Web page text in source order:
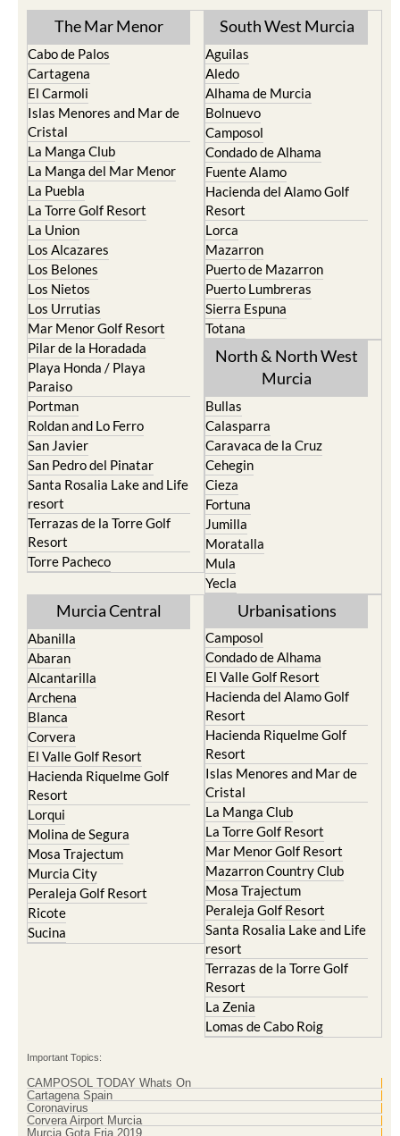
The Mar Menor
Cabo de Palos
Cartagena
El Carmoli
Islas Menores and Mar de
Cristal
La Manga Club
La Manga del Mar Menor
La Puebla
La Torre Golf Resort
La Union
Los Alcazares
Los Belones
Los Nietos
Los Urrutias
Mar Menor Golf Resort
Pilar de la Horadada
Playa Honda / Playa
Paraiso
Portman
Roldan and Lo Ferro
San Javier
San Pedro del Pinatar
Santa Rosalia Lake and Life
resort
Terrazas de la Torre Golf
Resort
Torre Pacheco
South West Murcia
Aguilas
Aledo
Alhama de Murcia
Bolnuevo
Camposol
Condado de Alhama
Fuente Alamo
Hacienda del Alamo Golf
Resort
Lorca
Mazarron
Puerto de Mazarron
Puerto Lumbreras
Sierra Espuna
Totana
North & North West
Murcia
Bullas
Calasparra
Caravaca de la Cruz
Cehegin
Cieza
Fortuna
Jumilla
Moratalla
Mula
Yecla
Murcia Central
Abanilla
Abaran
Alcantarilla
Archena
Blanca
Corvera
El Valle Golf Resort
Hacienda Riquelme Golf
Resort
Lorqui
Molina de Segura
Mosa Trajectum
Murcia City
Peraleja Golf Resort
Ricote
Sucina
Urbanisations
Camposol
Condado de Alhama
El Valle Golf Resort
Hacienda del Alamo Golf
Resort
Hacienda Riquelme Golf
Resort
Islas Menores and Mar de
Cristal
La Manga Club
La Torre Golf Resort
Mar Menor Golf Resort
Mazarron Country Club
Mosa Trajectum
Peraleja Golf Resort
Santa Rosalia Lake and Life
resort
Terrazas de la Torre Golf
Resort
La Zenia
Lomas de Cabo Roig
Important Topics:
CAMPOSOL TODAY Whats On
Cartagena Spain
Coronavirus
Corvera Airport Murcia
Murcia Gota Fria 2019